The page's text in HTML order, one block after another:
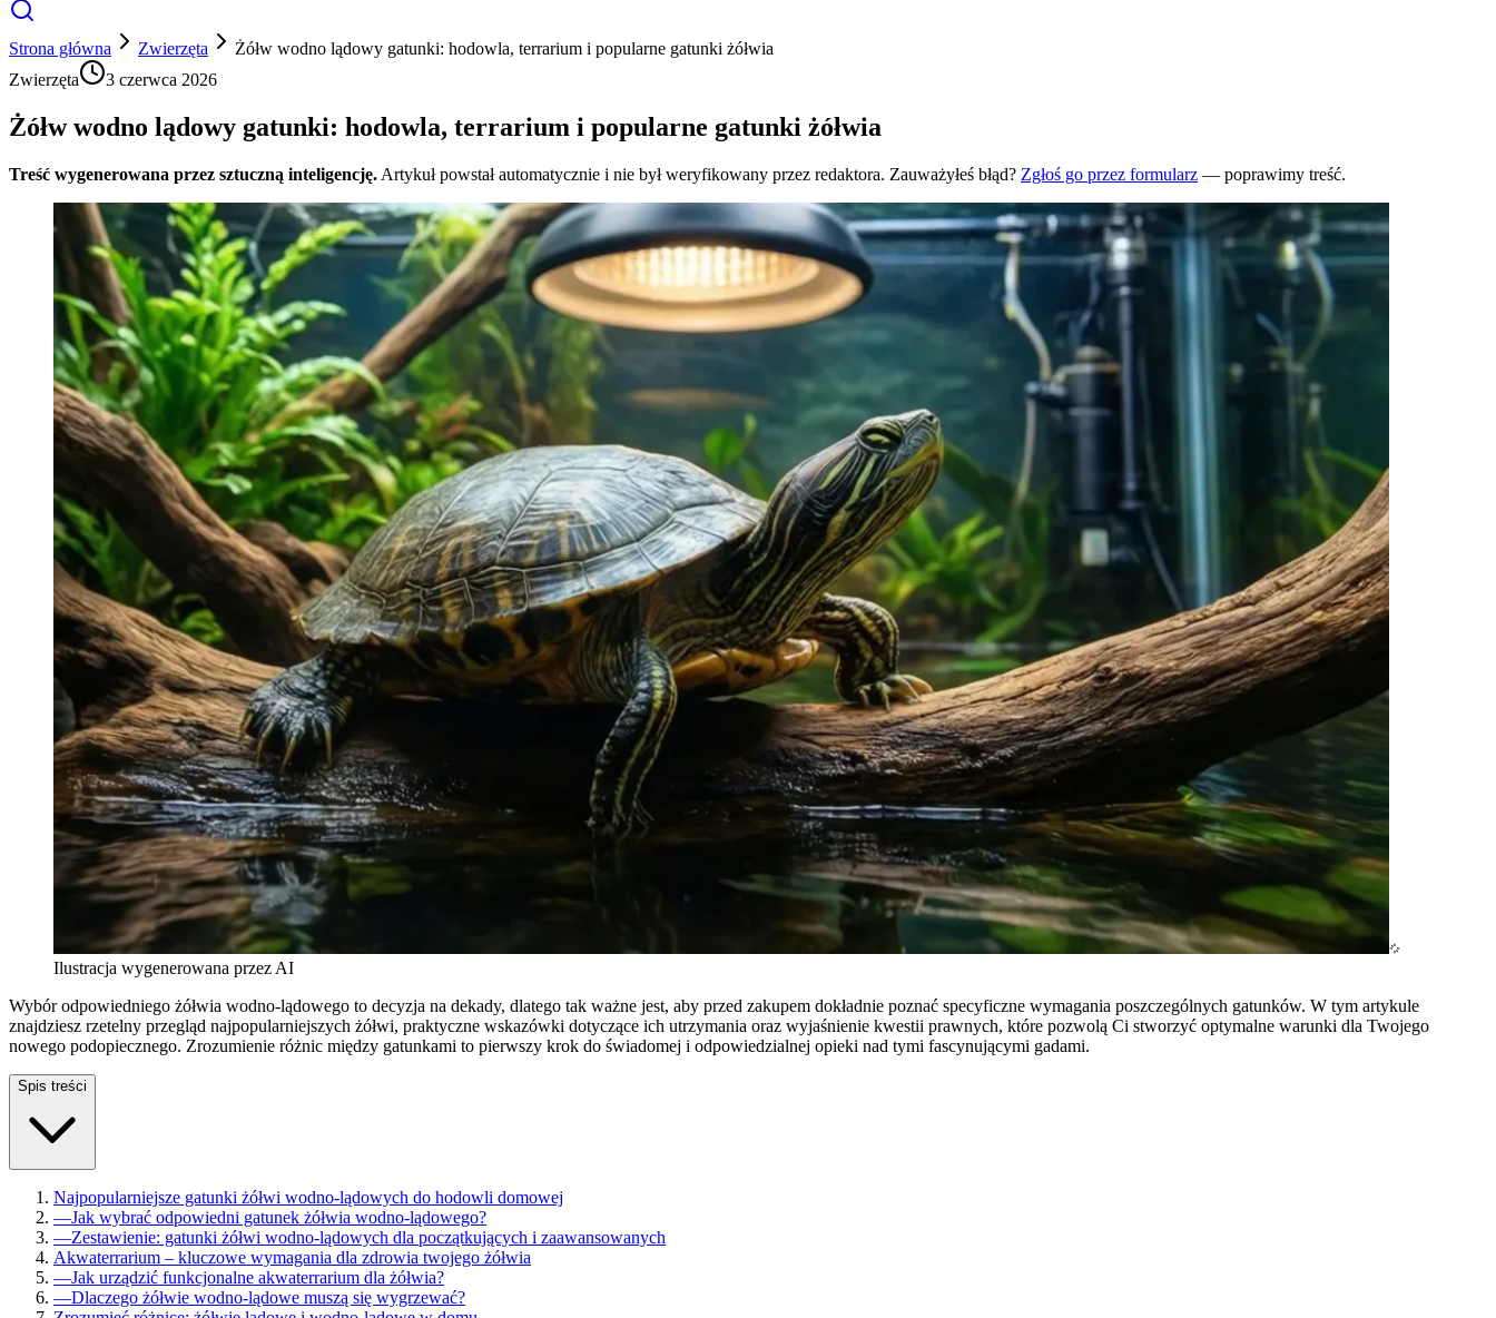
Strona główna Zwierzęta
Żółw wodno lądowy gatunki: hodowla, terrarium i popularne gatunki żółwia
Zwierzęta
3 czerwca 2026
Żółw wodno lądowy gatunki: hodowla, terrarium i popularne gatunki żółwia
Treść wygenerowana przez sztuczną inteligencję. Artykuł powstał automatycznie i nie był weryfikowany przez redaktora. Zauważyłeś błąd? Zgłoś go przez formularz — poprawimy treść.
Ilustracja wygenerowana przez AI
Wybór odpowiedniego żółwia wodno-lądowego to decyzja na dekady, dlatego tak ważne jest, aby przed zakupem dokładnie poznać specyficzne wymagania poszczególnych gatunków. W tym artykule
znajdziesz rzetelny przegląd najpopularniejszych żółwi, praktyczne wskazówki dotyczące ich utrzymania oraz wyjaśnienie kwestii prawnych, które pozwolą Ci stworzyć optymalne warunki dla Twojego
nowego podopiecznego. Zrozumienie różnic między gatunkami to pierwszy krok do świadomej i odpowiedzialnej opieki nad tymi fascynującymi gadami.
Spis treści
Najpopularniejsze gatunki żółwi wodno-lądowych do hodowli domowej
—Jak wybrać odpowiedni gatunek żółwia wodno-lądowego?
—Zestawienie: gatunki żółwi wodno-lądowych dla początkujących i zaawansowanych
Akwaterrarium – kluczowe wymagania dla zdrowia twojego żółwia
—Jak urządzić funkcjonalne akwaterrarium dla żółwia?
—Dlaczego żółwie wodno-lądowe muszą się wygrzewać?